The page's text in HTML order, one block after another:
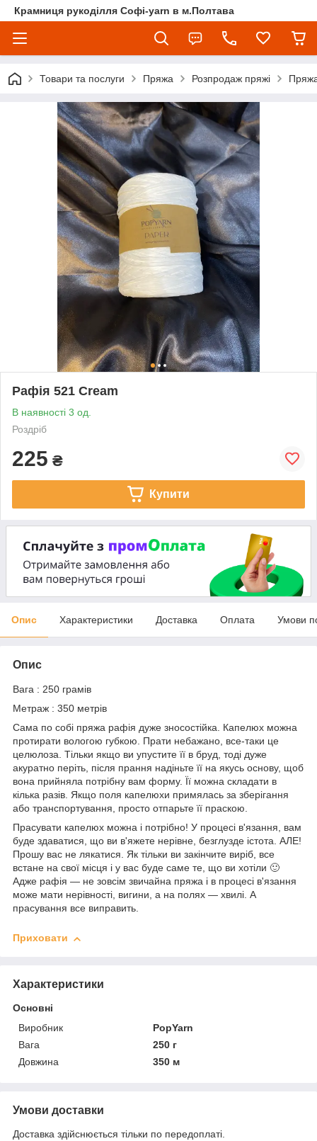
Крамниця рукоділля Софі-yarn в м.Полтава
Товари та послуги Пряжа Розпродаж пряжі
Рафія 521 Cream
В наявності 3 од.
Роздріб
225 ₴
Купити
Опис Характеристики Доставка Оплата Умови
Опис
Вага : 250 грамів
Метраж : 350 метрів
Сама по собі пряжа рафія дуже зносостійка. Капелюх можна
протирати вологою губкою. Прати небажано, все-таки це
целюлоза. Тільки якщо ви упустите її в бруд, тоді дуже
акуратно періть, після прання надіньте її на якусь основу, щоб
вона прийняла потрібну вам форму. Її можна складати в
кілька разів. Якщо поля капелюхи примялась за зберігання
або транспортування, просто отпарьте її праскою.
Прасувати капелюх можна і потрібно! У процесі в'язання, вам
буде здаватися, що ви в'яжете нерівне, безглузде істота. АЛЕ!
Прошу вас не лякатися. Як тільки ви закінчите виріб, все
встане на свої місця і у вас буде саме те, що ви хотіли 🙂
Адже рафія — не зовсім звичайна пряжа і в процесі в'язання
може мати нерівності, вигини, а на полях — хвилі. А
прасування все виправить.
Приховати
Характеристики
Основні
Виробник
PopYarn
Вага
250 г
Довжина
350 м
Умови доставки
Доставка здійснюється тільки по передоплаті.